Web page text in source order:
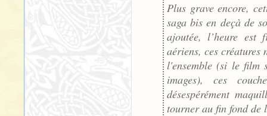
Plus grave encore,
saga bis en deçà de
ajoutée, l’heure est
aériens, ces
l'ensemble (si le film
images), ces
désespérément
tourner au fin fond de